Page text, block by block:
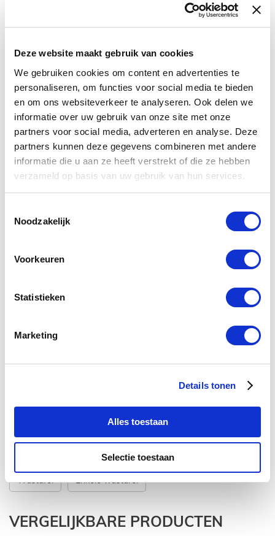
Deze website maakt gebruik van cookies
We gebruiken cookies om content en advertenties te
personaliseren, om functies voor social media te bieden
en om ons websiteverkeer te analyseren. Ook delen we
informatie over uw gebruik van onze site met onze
partners voor social media, adverteren en analyse. Deze
partners kunnen deze gegevens combineren met andere
informatie die u aan ze heeft verstrekt of die ze hebben
verzameld op basis van uw gebruik van hun services.
Noodzakelijk
Voorkeuren
Statistieken
Marketing
Details tonen
Alles toestaan
Selectie toestaan
Maak u bestelling compleet door een onderkast,
combinatieproducten.
Download hier de technische tekening
Download bestand(94.34 kB)
Geen kraangaten
ZIE OOK
Wastafel Enkele wastafel
VERGELIJKBARE PRODUCTEN